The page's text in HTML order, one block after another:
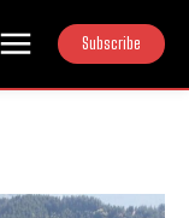
Subscribe